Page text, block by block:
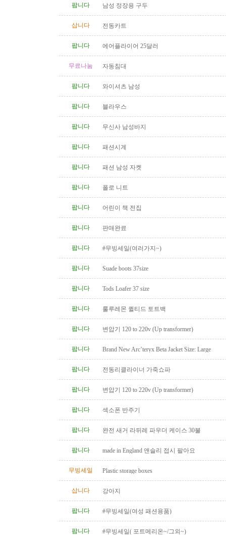
팝니다 남성 정장용 구두
삽니다 전동카트
팝니다 에어플라이어 25달러
무료나눔 자동침대
팝니다 와이셔츠 남성
팝니다 블라우스
팝니다 무신사 남성바지
팝니다 패션시계
팝니다 패션 남성 자켓
팝니다 폴로 니트
팝니다 어린이 책 전집
팝니다 판매완료
팝니다 #무빙세일(여러가지~)
팝니다 Suade boots 37size
팝니다 Tods Loafer 37 size
팝니다 룰루레몬 퀼티드 토트백
팝니다 변압기 120 to 220v (Up transformer)
팝니다 Brand New Arc’teryx Beta Jacket Size: Large
팝니다 전동리클라이너 가죽쇼파
팝니다 변압기 120 to 220v (Up transformer)
팝니다 섹소폰 반주기
팝니다 완전 새거 라뒤레 파우더 케이스 30불
팝니다 made in England 앤슬리 접시 팔아요
무빙세일 Plastic storage boxes
삽니다 강아지
팝니다 #무빙세일(여성 패션용품)
팝니다 #무빙세일( 포트메리온~/그외~)